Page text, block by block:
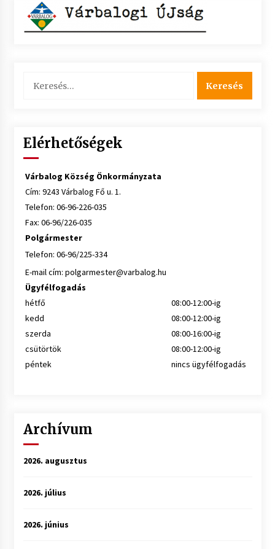
Elérhetőségek
Várbalog Község Önkormányzata
Cím: 9243 Várbalog Fő u. 1.
Telefon: 06-96-226-035
Fax: 06-96/226-035
Polgármester
Telefon: 06-96/225-334
E-mail cím: polgarmester@varbalog.hu
Ügyfélfogadás
hétfő
08:00-12:00-ig
kedd
08:00-12:00-ig
szerda
08:00-16:00-ig
csütörtök
08:00-12:00-ig
péntek
nincs ügyfélfogadás
Archívum
2026. augusztus
2026. július
2026. június